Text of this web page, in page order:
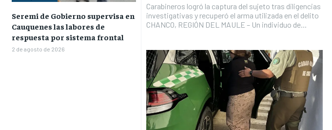
Seremi de Gobierno supervisa en
Cauquenes las labores de
respuesta por sistema frontal
2 de agosto de 2026
Carabineros logró la captura del sujeto tras diligencias
investigativas y recuperó el arma utilizada en el delito
CHANCO, REGIÓN DEL MAULE – Un individuo de...